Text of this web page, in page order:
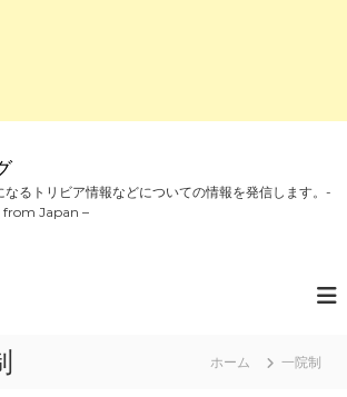
なるトリビア情報などについての情報を発信します。-
Japan –
ホーム 一院制